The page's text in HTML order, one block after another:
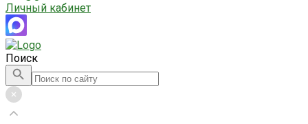
Личный кабинет
Поиск